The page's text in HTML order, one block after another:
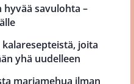
savulohta –
joita
yhä uudelleen
marjamehua ilman